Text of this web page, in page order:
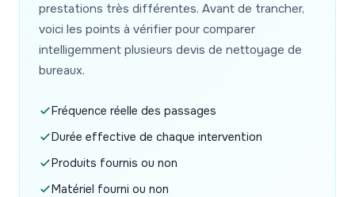
prestations très différentes. Avant de trancher,
voici les points à vérifier pour comparer
intelligemment plusieurs devis de nettoyage de
bureaux.
Fréquence réelle des passages
Durée effective de chaque intervention
Produits fournis ou non
Matériel fourni ou non